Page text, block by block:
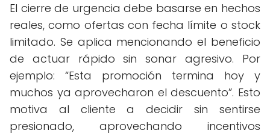
El cierre de urgencia debe basarse en hechos
reales, como ofertas con fecha límite o stock
limitado. Se aplica mencionando el beneficio
de actuar rápido sin sonar agresivo. Por
ejemplo: “Esta promoción termina hoy y
muchos ya aprovecharon el descuento”. Esto
motiva al cliente a decidir sin sentirse
presionado, aprovechando incentivos